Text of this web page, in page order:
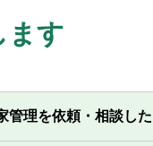
ます
管理を依頼・相談し